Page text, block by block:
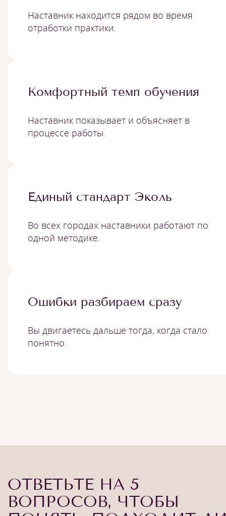
Наставник находится рядом во время
отработки практики.
Комфортный темп обучения
Наставник показывает и объясняет в
процессе работы.
Единый стандарт Эколь
Во всех городах наставники работают по
одной методике.
Ошибки разбираем сразу
Вы двигаетесь дальше тогда, когда стало
понятно.
ОТВЕТЬТЕ НА 5
ВОПРОСОВ, ЧТОБЫ